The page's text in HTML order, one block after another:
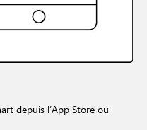
depuis l’App Store ou